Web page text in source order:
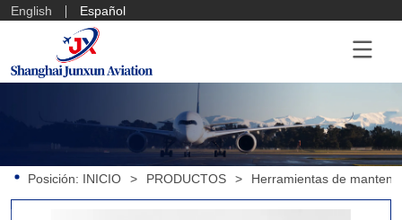
English Español
Posición: INICIO > PRODUCTOS > Herramientas de